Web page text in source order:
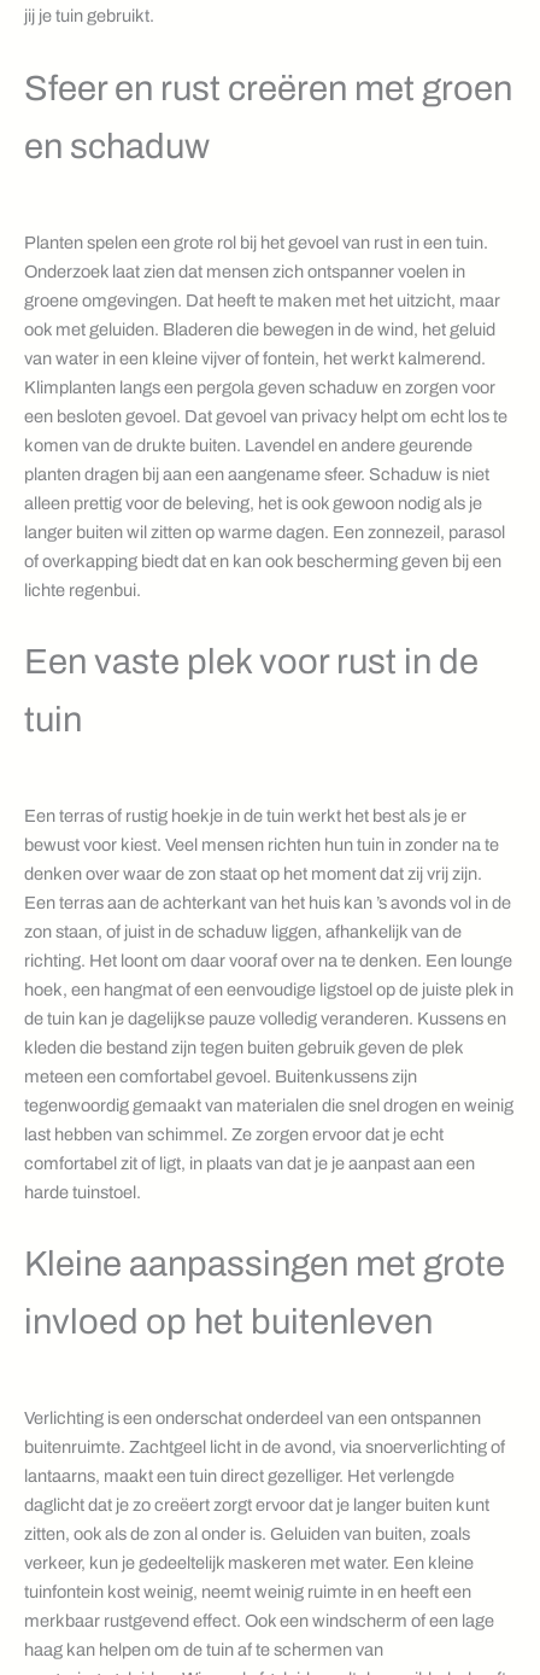
jij je tuin gebruikt.
Sfeer en rust creëren met groen
en schaduw
Planten spelen een grote rol bij het gevoel van rust in een tuin.
Onderzoek laat zien dat mensen zich ontspanner voelen in
groene omgevingen. Dat heeft te maken met het uitzicht, maar
ook met geluiden. Bladeren die bewegen in de wind, het geluid
van water in een kleine vijver of fontein, het werkt kalmerend.
Klimplanten langs een pergola geven schaduw en zorgen voor
een besloten gevoel. Dat gevoel van privacy helpt om echt los te
komen van de drukte buiten. Lavendel en andere geurende
planten dragen bij aan een aangename sfeer. Schaduw is niet
alleen prettig voor de beleving, het is ook gewoon nodig als je
langer buiten wil zitten op warme dagen. Een zonnezeil, parasol
of overkapping biedt dat en kan ook bescherming geven bij een
lichte regenbui.
Een vaste plek voor rust in de
tuin
Een terras of rustig hoekje in de tuin werkt het best als je er
bewust voor kiest. Veel mensen richten hun tuin in zonder na te
denken over waar de zon staat op het moment dat zij vrij zijn.
Een terras aan de achterkant van het huis kan ’s avonds vol in de
zon staan, of juist in de schaduw liggen, afhankelijk van de
richting. Het loont om daar vooraf over na te denken. Een lounge
hoek, een hangmat of een eenvoudige ligstoel op de juiste plek in
de tuin kan je dagelijkse pauze volledig veranderen. Kussens en
kleden die bestand zijn tegen buiten gebruik geven de plek
meteen een comfortabel gevoel. Buitenkussens zijn
tegenwoordig gemaakt van materialen die snel drogen en weinig
last hebben van schimmel. Ze zorgen ervoor dat je echt
comfortabel zit of ligt, in plaats van dat je je aanpast aan een
harde tuinstoel.
Kleine aanpassingen met grote
invloed op het buitenleven
Verlichting is een onderschat onderdeel van een ontspannen
buitenruimte. Zachtgeel licht in de avond, via snoerverlichting of
lantaarns, maakt een tuin direct gezelliger. Het verlengde
daglicht dat je zo creëert zorgt ervoor dat je langer buiten kunt
zitten, ook als de zon al onder is. Geluiden van buiten, zoals
verkeer, kun je gedeeltelijk maskeren met water. Een kleine
tuinfontein kost weinig, neemt weinig ruimte in en heeft een
merkbaar rustgevend effect. Ook een windscherm of een lage
haag kan helpen om de tuin af te schermen van